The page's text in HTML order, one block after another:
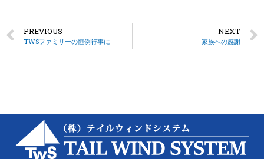
PREVIOUS
TWSファミリーの恒例行事に
NEXT
家族への感謝